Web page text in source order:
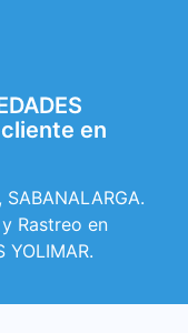
en
SABANALARGA.
Rastreo en
YOLIMAR.